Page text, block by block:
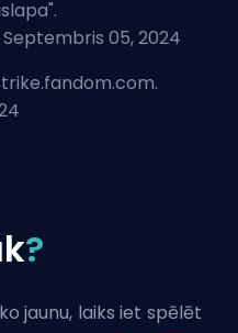
".
05, 2024
?
jaunu, laiks iet spēlēt